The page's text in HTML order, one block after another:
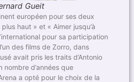
Gueit
européen pour ses deux
haut » et « Aimer jusqu’à
pour sa participation
des films de Zorro, dans
avait pris les traits d’Antonio
nombre d’années que
a opté pour le choix de la